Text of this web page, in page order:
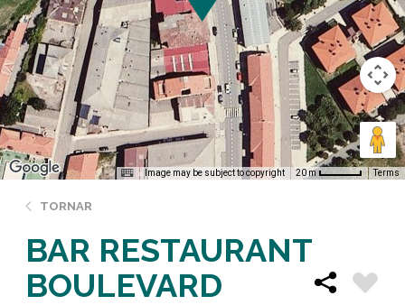
Image may be subject to copyright 20 m Terms
TORNAR
BAR RESTAURANT
BOULEVARD